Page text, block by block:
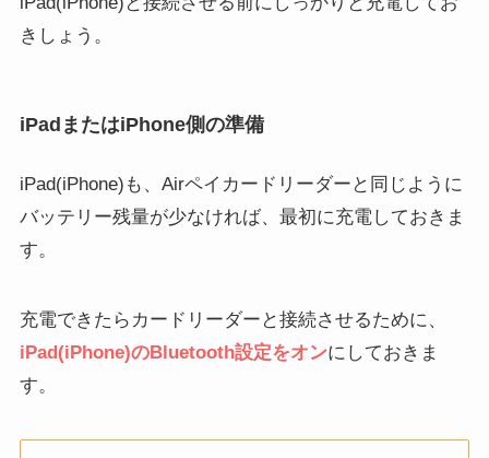
きしょう。
iPadまたはiPhone側の準備
iPad(iPhone)も、Airペイカードリーダーと同じように
バッテリー残量が少なければ、最初に充電しておきま
す。
充電できたらカードリーダーと接続させるために、
iPad(iPhone)のBluetooth設定をオンにしておきま
す。